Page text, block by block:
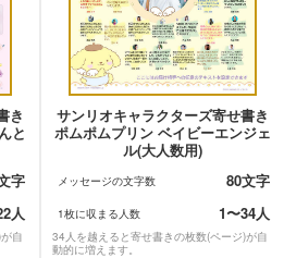
き
と
字
人
自
サンリオキャラクターズ寄せ書き
ポムポムプリン ベイビーエンジェ
ル(大人数用)
メッセージの文字数 80文字
1枚に収まる人数 1〜34人
34人を越えると寄せ書きの枚数(ページ)が自
動的に増えます。